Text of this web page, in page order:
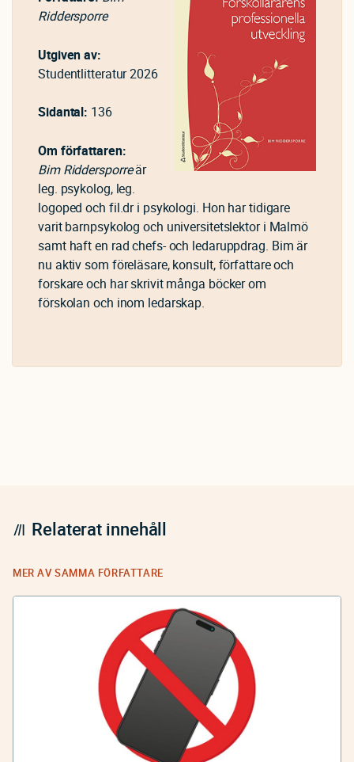
Riddersporre
Utgiven av:
Studentlitteratur 2026
Sidantal: 136
Om författaren:
Bim Riddersporreär
leg. psykolog, leg.
logoped och fil.dr i psykologi. Hon har tidigare
varit barnpsykolog och universitetslektor i Malmö
samt haft en rad chefs- och ledaruppdrag. Bim är
nu aktiv som föreläsare, konsult, författare och
forskare och har skrivit många böcker om
förskolan och inom ledarskap.
Relaterat innehåll
MER AV SAMMA FÖRFATTARE